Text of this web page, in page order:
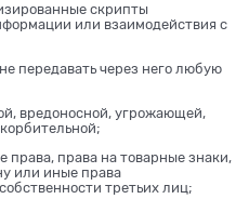
скрипты
или взаимодействия с
передавать через него любую
вредоносной, угрожающей,
права, права на товарные знаки,
или иные права
третьих лиц;